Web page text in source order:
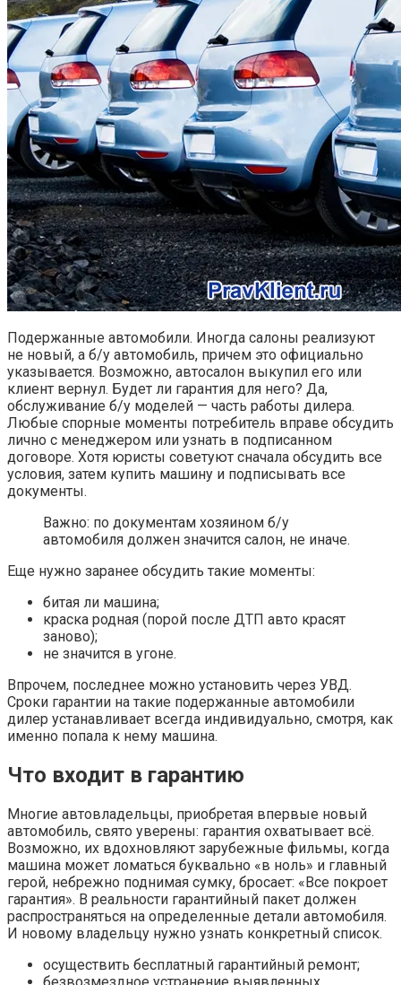
Подержанные автомобили. Иногда салоны реализуют
не новый, а б/у автомобиль, причем это официально
указывается. Возможно, автосалон выкупил его или
клиент вернул. Будет ли гарантия для него? Да,
обслуживание б/у моделей — часть работы дилера.
Любые спорные моменты потребитель вправе обсудить
лично с менеджером или узнать в подписанном
договоре. Хотя юристы советуют сначала обсудить все
условия, затем купить машину и подписывать все
документы.
Важно: по документам хозяином б/у
автомобиля должен значится салон, не иначе.
Еще нужно заранее обсудить такие моменты:
битая ли машина;
краска родная (порой после ДТП авто красят
заново);
не значится в угоне.
Впрочем, последнее можно установить через УВД.
Сроки гарантии на такие подержанные автомобили
дилер устанавливает всегда индивидуально, смотря, как
именно попала к нему машина.
Что входит в гарантию
Многие автовладельцы, приобретая впервые новый
автомобиль, свято уверены: гарантия охватывает всё.
Возможно, их вдохновляют зарубежные фильмы, когда
машина может ломаться буквально «в ноль» и главный
герой, небрежно поднимая сумку, бросает: «Все покроет
гарантия». В реальности гарантийный пакет должен
распространяться на определенные детали автомобиля.
И новому владельцу нужно узнать конкретный список.
осуществить бесплатный гарантийный ремонт;